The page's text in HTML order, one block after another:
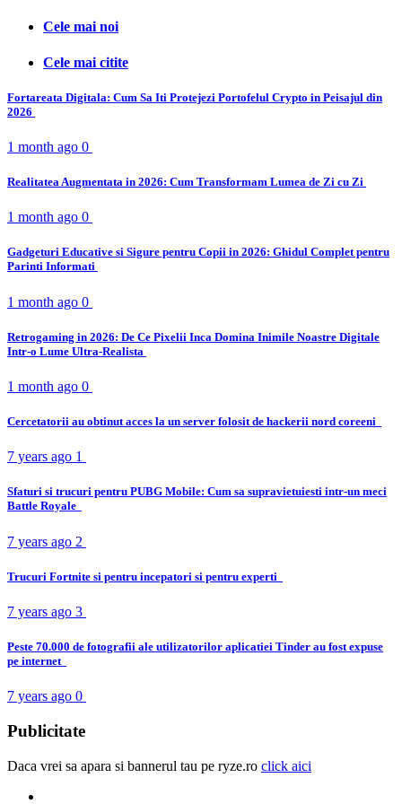
Cele mai noi
Cele mai citite
Fortareata Digitala: Cum Sa Iti Protejezi Portofelul Crypto in Peisajul din
2026
1 month ago 0
Realitatea Augmentata in 2026: Cum Transformam Lumea de Zi cu Zi
1 month ago 0
Gadgeturi Educative si Sigure pentru Copii in 2026: Ghidul Complet pentru
Parinti Informati
1 month ago 0
Retrogaming in 2026: De Ce Pixelii Inca Domina Inimile Noastre Digitale
Intr-o Lume Ultra-Realista
1 month ago 0
Cercetatorii au obtinut acces la un server folosit de hackerii nord coreeni
7 years ago 1
Sfaturi si trucuri pentru PUBG Mobile: Cum sa supravietuiesti intr-un meci
Battle Royale
7 years ago 2
Trucuri Fortnite si pentru incepatori si pentru experti
7 years ago 3
Peste 70.000 de fotografii ale utilizatorilor aplicatiei Tinder au fost expuse
pe internet
7 years ago 0
Publicitate
Daca vrei sa apara si bannerul tau pe ryze.ro click aici